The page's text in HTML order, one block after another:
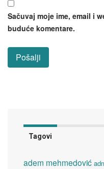
Sačuvaj moje ime, email i
buduće komentare.
Tagovi
adem mehmedović